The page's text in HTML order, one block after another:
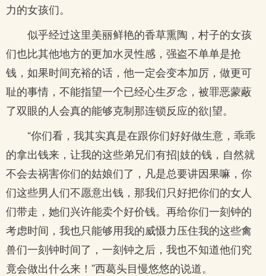
力的女孩们。
似乎经过这里美丽鲜艳的香草熏陶，村子的女孩
们也比其他地方的更加水灵性感，强盗不单单是抢
钱，如果时间充裕的话，他一定会变本加厉，做更可
耻的事情，不能指望一个已经心生歹念，被罪恶蒙蔽
了双眼的人会真的能够克制那连锁反应的欲|望。
“你们看，我其实真是在跟你们好好做生意，乖乖
的拿出钱来，让我的这些弟兄们有招|妓的钱，自然就
不会去祸害你们的姑娘们了，凡是总要讲因果嘛，你
们这些男人们不愿意出钱，那我们只好把你们的女人
们带走，她们兴许能卖个好价钱。再给你们一刻钟的
考虑时间，我也只能够用我的威慑力压住我的这些禽
兽们一刻钟时间了，一刻钟之后，我也不知道他们究
竟会做出什么来！”西葛头目慢悠悠的说道。